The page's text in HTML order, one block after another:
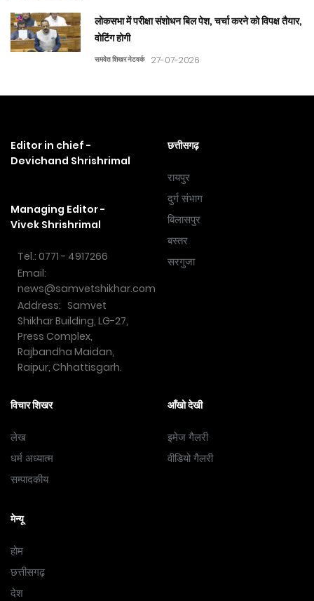
लोकसभा में परीक्षा संशोधन बिल पेश, चर्चा करने को विपक्ष तैयार,
वोटिंग होगी
समवेत शिखर नेटवर्क 27-07-2026
Editor in chief -
Devichand Shrishrimal
Managing Editor -
Vivek Shrishrimal
Tel.: 0771 - 4917266
Email:
news@samvetshikhar.com
Address: Samvet
Shikhar Building, LG-27,
Press Complex,
Rajbandha Maidan,
Raipur, Chhattisgarh.
छत्तीसगढ़
रायपुर
दुर्ग संभाग
बिलासपुर
बस्तर
सरगुजा
विचार शिखर
लेख
धर्म अध्यात्म
सम्पादकीय
आँखो देखी
इमेज गैलरी
वीडियो गैलरी
मेन्यू
होम
छत्तीसगढ़
देश